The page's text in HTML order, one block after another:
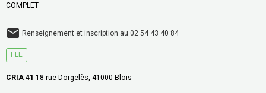
COMPLET
Renseignement et inscription au 02 54 43 40 84
FLE
CRIA 41 18 rue Dorgelès, 41000 Blois